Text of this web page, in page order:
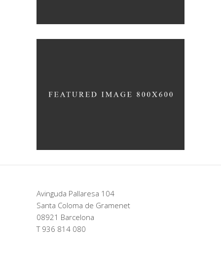
Avinguda Pallaresa 104
Santa Coloma de Gramenet
08921 Barcelona
T 936 814 080